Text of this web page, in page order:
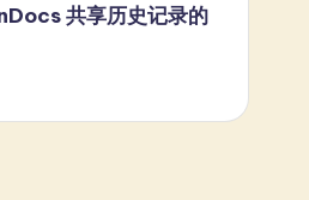
共享历史记录的